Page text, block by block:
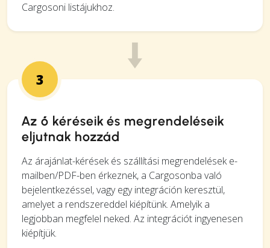
Cargosoni listájukhoz.
3
Az ő kéréseik és megrendeléseik
eljutnak hozzád
Az árajánlat-kérések és szállítási megrendelések e-
mailben/PDF-ben érkeznek, a Cargosonba való
bejelentkezéssel, vagy egy integráción keresztül,
amelyet a rendszereddel kiépítünk. Amelyik a
legjobban megfelel neked. Az integrációt ingyenesen
kiépítjük.